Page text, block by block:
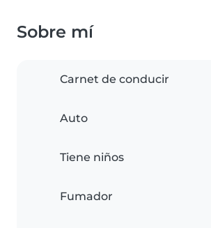
Sobre mí
Carnet de conducir
Auto
Tiene niños
Fumador